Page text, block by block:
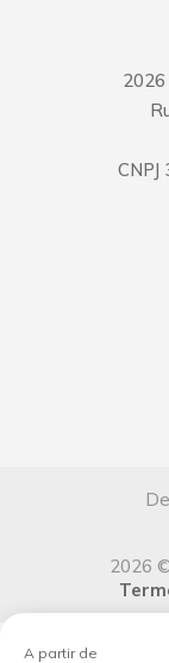
2026
CNPJ
2026
A partir de